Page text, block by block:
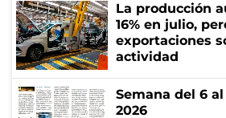
La producción
16% en julio,
exportaciones
actividad
Semana del 6
2026